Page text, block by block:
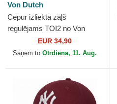
Von Dutch
Cepur izliekta zaļš
regulējams TOI2 no Von
EUR 34,90
Saņem to Otrdiena, 11. Aug.